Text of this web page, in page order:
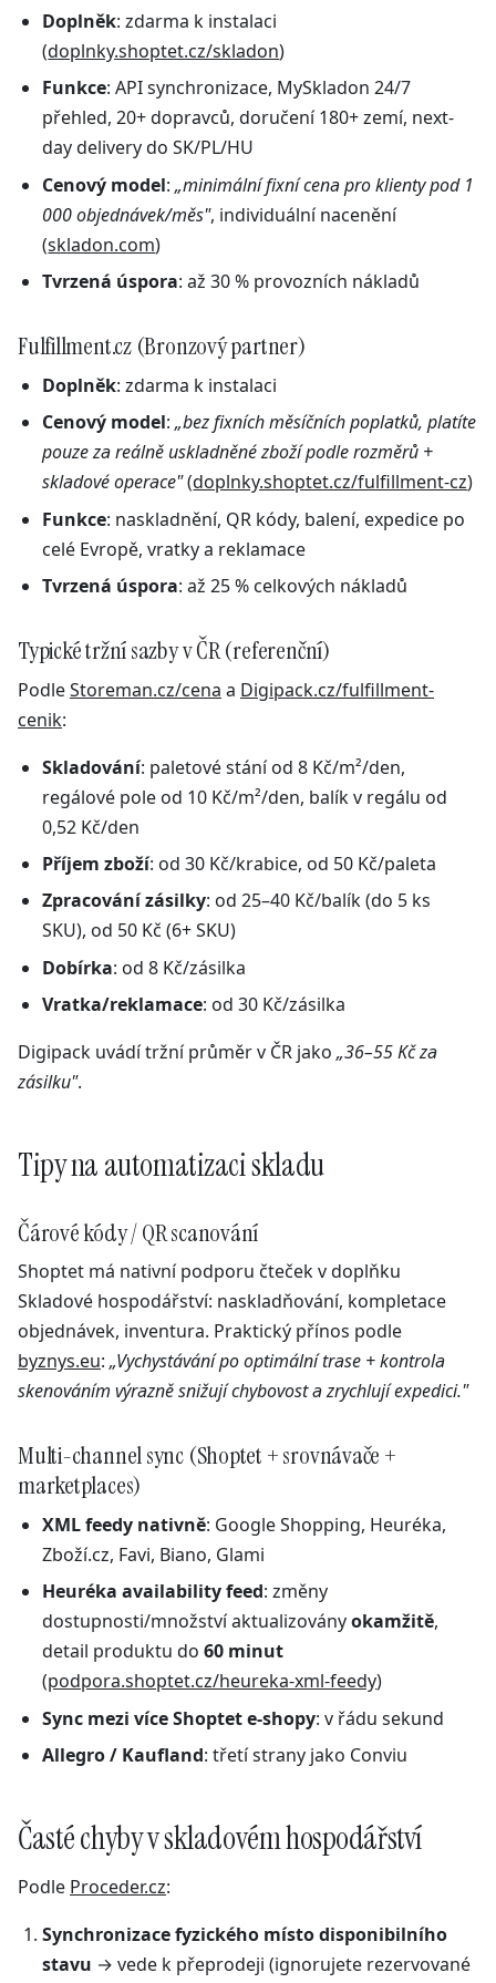
Doplněk: zdarma k instalaci
(doplnky.shoptet.cz/skladon)
Funkce: API synchronizace, MySkladon 24/7
přehled, 20+ dopravců, doručení 180+ zemí, next-
day delivery do SK/PL/HU
Cenový model:„minimální fixní cena pro klienty pod 1
000 objednávek/měs", individuální nacenění
(skladon.com)
Tvrzená úspora: až 30 % provozních nákladů
Fulfillment.cz (Bronzový partner)
Doplněk: zdarma k instalaci
Cenový model:„bez fixních měsíčních poplatků, platíte
pouze za reálně uskladněné zboží podle rozměrů +
skladové operace"(doplnky.shoptet.cz/fulfillment-cz)
Funkce: naskladnění, QR kódy, balení, expedice po
celé Evropě, vratky a reklamace
Tvrzená úspora: až 25 % celkových nákladů
Typické tržní sazby v ČR (referenční)
PodleStoreman.cz/cena a Digipack.cz/fulfillment-
cenik:
Skladování: paletové stání od 8 Kč/m²/den,
regálové pole od 10 Kč/m²/den, balík v regálu od
0,52 Kč/den
Příjem zboží: od 30 Kč/krabice, od 50 Kč/paleta
Zpracování zásilky: od 25–40 Kč/balík (do 5 ks
SKU), od 50 Kč (6+ SKU)
Dobírka: od 8 Kč/zásilka
Vratka/reklamace: od 30 Kč/zásilka
Digipack uvádí tržní průměr v ČR jako „36–55 Kč za
zásilku".
Tipy na automatizaci skladu
Čárové kódy / QR scanování
Shoptet má nativní podporu čteček v doplňku
Skladové hospodářství: naskladňování, kompletace
objednávek, inventura. Praktický přínos podle
byznys.eu:„Vychystávání po optimální trase + kontrola
skenováním výrazně snižují chybovost a zrychlují expedici."
Multi-channel sync (Shoptet + srovnávače +
marketplaces)
XML feedy nativně: Google Shopping, Heuréka,
Zboží.cz, Favi, Biano, Glami
Heuréka availability feed: změny
dostupnosti/množství aktualizoványokamžitě,
detail produktu do60 minut
(podpora.shoptet.cz/heureka-xml-feedy)
Sync mezi více Shoptet e-shopy: v řádu sekund
Allegro / Kaufland: třetí strany jako Conviu
Časté chyby v skladovém hospodářství
Podle Proceder.cz:
Synchronizace fyzického místo disponibilního
stavu → vede k přeprodeji (ignorujete rezervované